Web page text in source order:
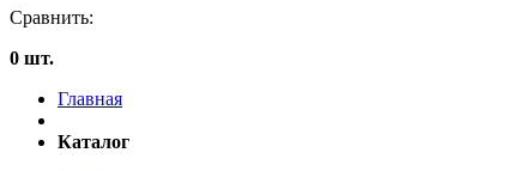
Сравнить:
0 шт.
Главная
Каталог